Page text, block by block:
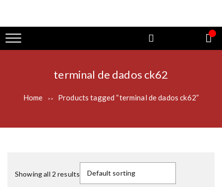
terminal de dados ck62
Home >> Products tagged “terminal de dados ck62”
Showing all 2 results